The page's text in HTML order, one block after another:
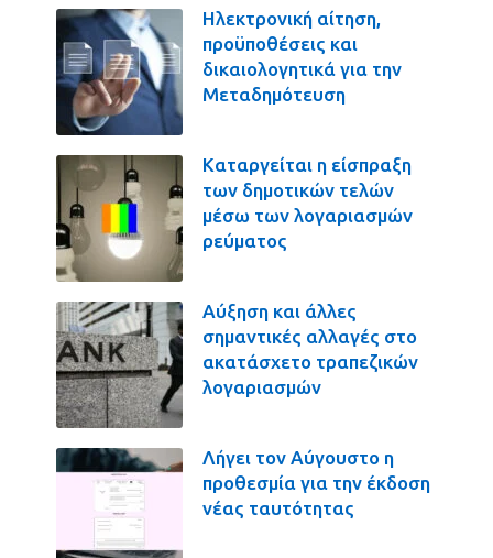
Ηλεκτρονική αίτηση,
προϋποθέσεις και
δικαιολογητικά για την
Μεταδημότευση
Καταργείται η είσπραξη
των δημοτικών τελών
μέσω των λογαριασμών
ρεύματος
Αύξηση και άλλες
σημαντικές αλλαγές στο
ακατάσχετο τραπεζικών
λογαριασμών
Λήγει τον Αύγουστο η
προθεσμία για την έκδοση
νέας ταυτότητας